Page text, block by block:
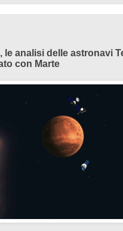
analisi delle astronavi
con Marte